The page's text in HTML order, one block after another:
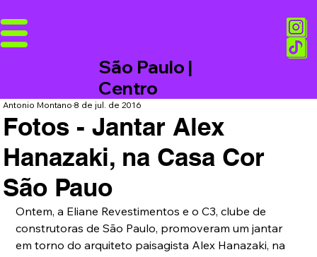
São Paulo |
Centro
Fotos - Jantar Alex
Hanazaki, na Casa Cor
São Pauo
Antonio Montano8 de jul. de 2016
Ontem, a Eliane Revestimentos e o C3, clube de
construtoras de São Paulo, promoveram um jantar
em torno do arquiteto paisagista Alex Hanazaki, na